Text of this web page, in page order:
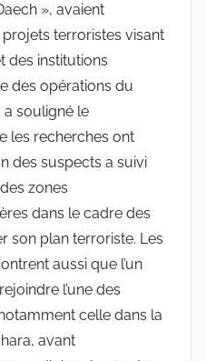
», avaient
projets terroristes visant
des institutions
des opérations du
souligné le
les recherches ont
des suspects a suivi
zones
dans le cadre des
son plan terroriste. Les
aussi que l’un
l’une des
celle dans la
avant